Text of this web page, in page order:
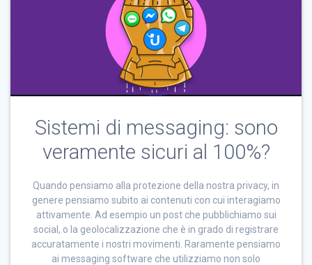
Sistemi di messaging: sono
veramente sicuri al 100%?
Quando pensiamo alla protezione della nostra privacy, in
genere pensiamo subito ai contenuti con cui interagiamo
attivamente. Ad esempio un post che pubblichiamo sui
social, o la geolocalizzazione che è in grado di registrare
accuratamente i nostri movimenti. Raramente pensiamo
ai messaging software che utilizziamo non solo